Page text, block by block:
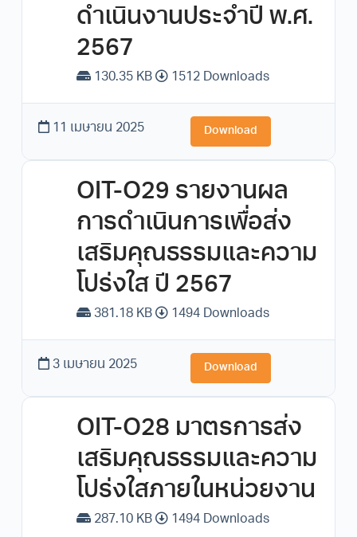
ดำเนินงานประจำปี พ.ศ.
2567
130.35 KB 1512 Downloads
11 เมษายน 2025 Download
OIT-O29 รายงานผล
การดำเนินการเพื่อส่ง
เสริมคุณธรรมและความ
โปร่งใส ปี 2567
381.18 KB 1494 Downloads
3 เมษายน 2025 Download
OIT-O28 มาตรการส่ง
เสริมคุณธรรมและความ
โปร่งใสภายในหน่วยงาน
287.10 KB 1494 Downloads